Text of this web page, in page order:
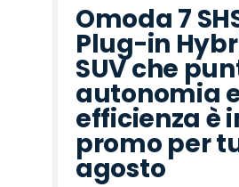
Omoda 7
Plug-in
SUV che
autonomia
efficienza è
promo per
agosto